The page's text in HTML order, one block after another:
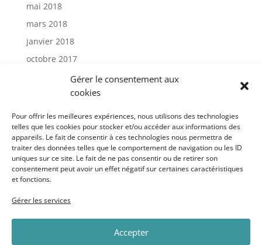
Gérer le consentement aux
cookies
Pour offrir les meilleures expériences, nous utilisons des technologies
telles que les cookies pour stocker et/ou accéder aux informations des
appareils. Le fait de consentir à ces technologies nous permettra de
traiter des données telles que le comportement de navigation ou les ID
uniques sur ce site. Le fait de ne pas consentir ou de retirer son
consentement peut avoir un effet négatif sur certaines caractéristiques
et fonctions.
Gérer les services
Accepter
mai 2018
mars 2018
janvier 2018
octobre 2017
janvier 2017
Catégories
Actu
Uncategorized
Méta
Connexion